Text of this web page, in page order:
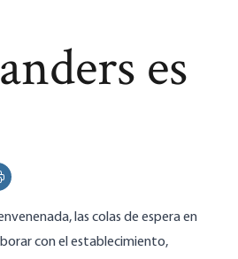
es
this page
las colas de espera en
con el establecimiento,